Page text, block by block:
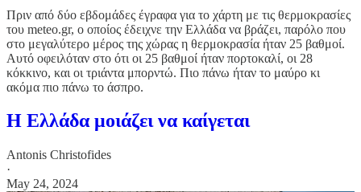
Πριν από δύο εβδομάδες έγραφα για το χάρτη με τις θερμοκρασίες
του meteo.gr, ο οποίος έδειχνε την Ελλάδα να βράζει, παρόλο που
στο μεγαλύτερο μέρος της χώρας η θερμοκρασία ήταν 25 βαθμοί.
Αυτό οφειλόταν στο ότι οι 25 βαθμοί ήταν πορτοκαλί, οι 28
κόκκινο, και οι τριάντα μπορντώ. Πιο πάνω ήταν το μαύρο κι
ακόμα πιο πάνω το άσπρο.
Η Ελλάδα μοιάζει να καίγεται
Antonis Christofides
·
May 24, 2024